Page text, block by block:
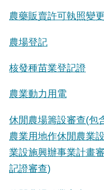
農藥販賣許可執照變
農場登記
核發種苗業登記證
農業動力用電
休閒農場籌設審查(包
農業用地作休閒農業
業設施興辦事業計畫
記證審查)